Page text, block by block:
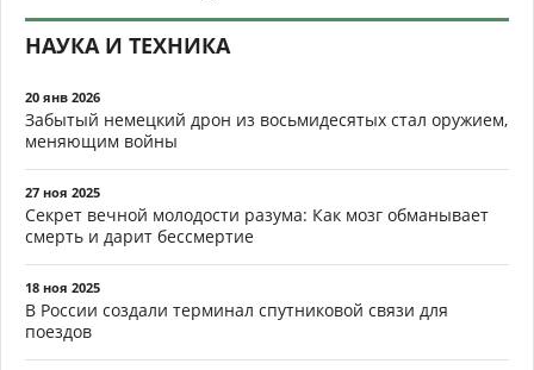
НАУКА И ТЕХНИКА
20 янв 2026
Забытый немецкий дрон из восьмидесятых стал оружием,
меняющим войны
27 ноя 2025
Секрет вечной молодости разума: Как мозг обманывает
смерть и дарит бессмертие
18 ноя 2025
В России создали терминал спутниковой связи для
поездов